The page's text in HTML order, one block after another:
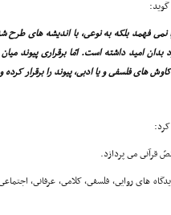
فهمد بلکه به نوعى، با اندیشه هاى طرح
امید داشته است. امّا برقرارى پیوند
هاى فلسفى و یا ادبى، پیوند را برقرار
قرآنى مى پردازد.
هاى روایى، فلسفى، کلامى، عرفانى،